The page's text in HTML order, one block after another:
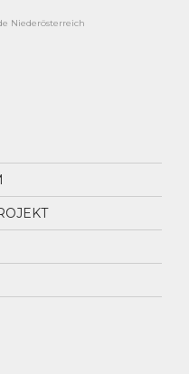
Niederösterreich